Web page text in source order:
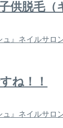
供脱毛（
』ネイルサロ
ね！！
』ネイルサロ